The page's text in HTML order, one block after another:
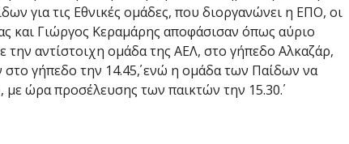
για τις Εθνικές ομάδες, που διοργανώνει η ΕΠΟ, οι
και Γιώργος Κεραμάρης αποφάσισαν όπως αύριο
αντίστοιχη ομάδα της ΑΕΛ, στο γήπεδο Αλκαζάρ,
γήπεδο την 14.45΄, ενώ η ομάδα των Παίδων να
ώρα προσέλευσης των παικτών την 15.30΄.